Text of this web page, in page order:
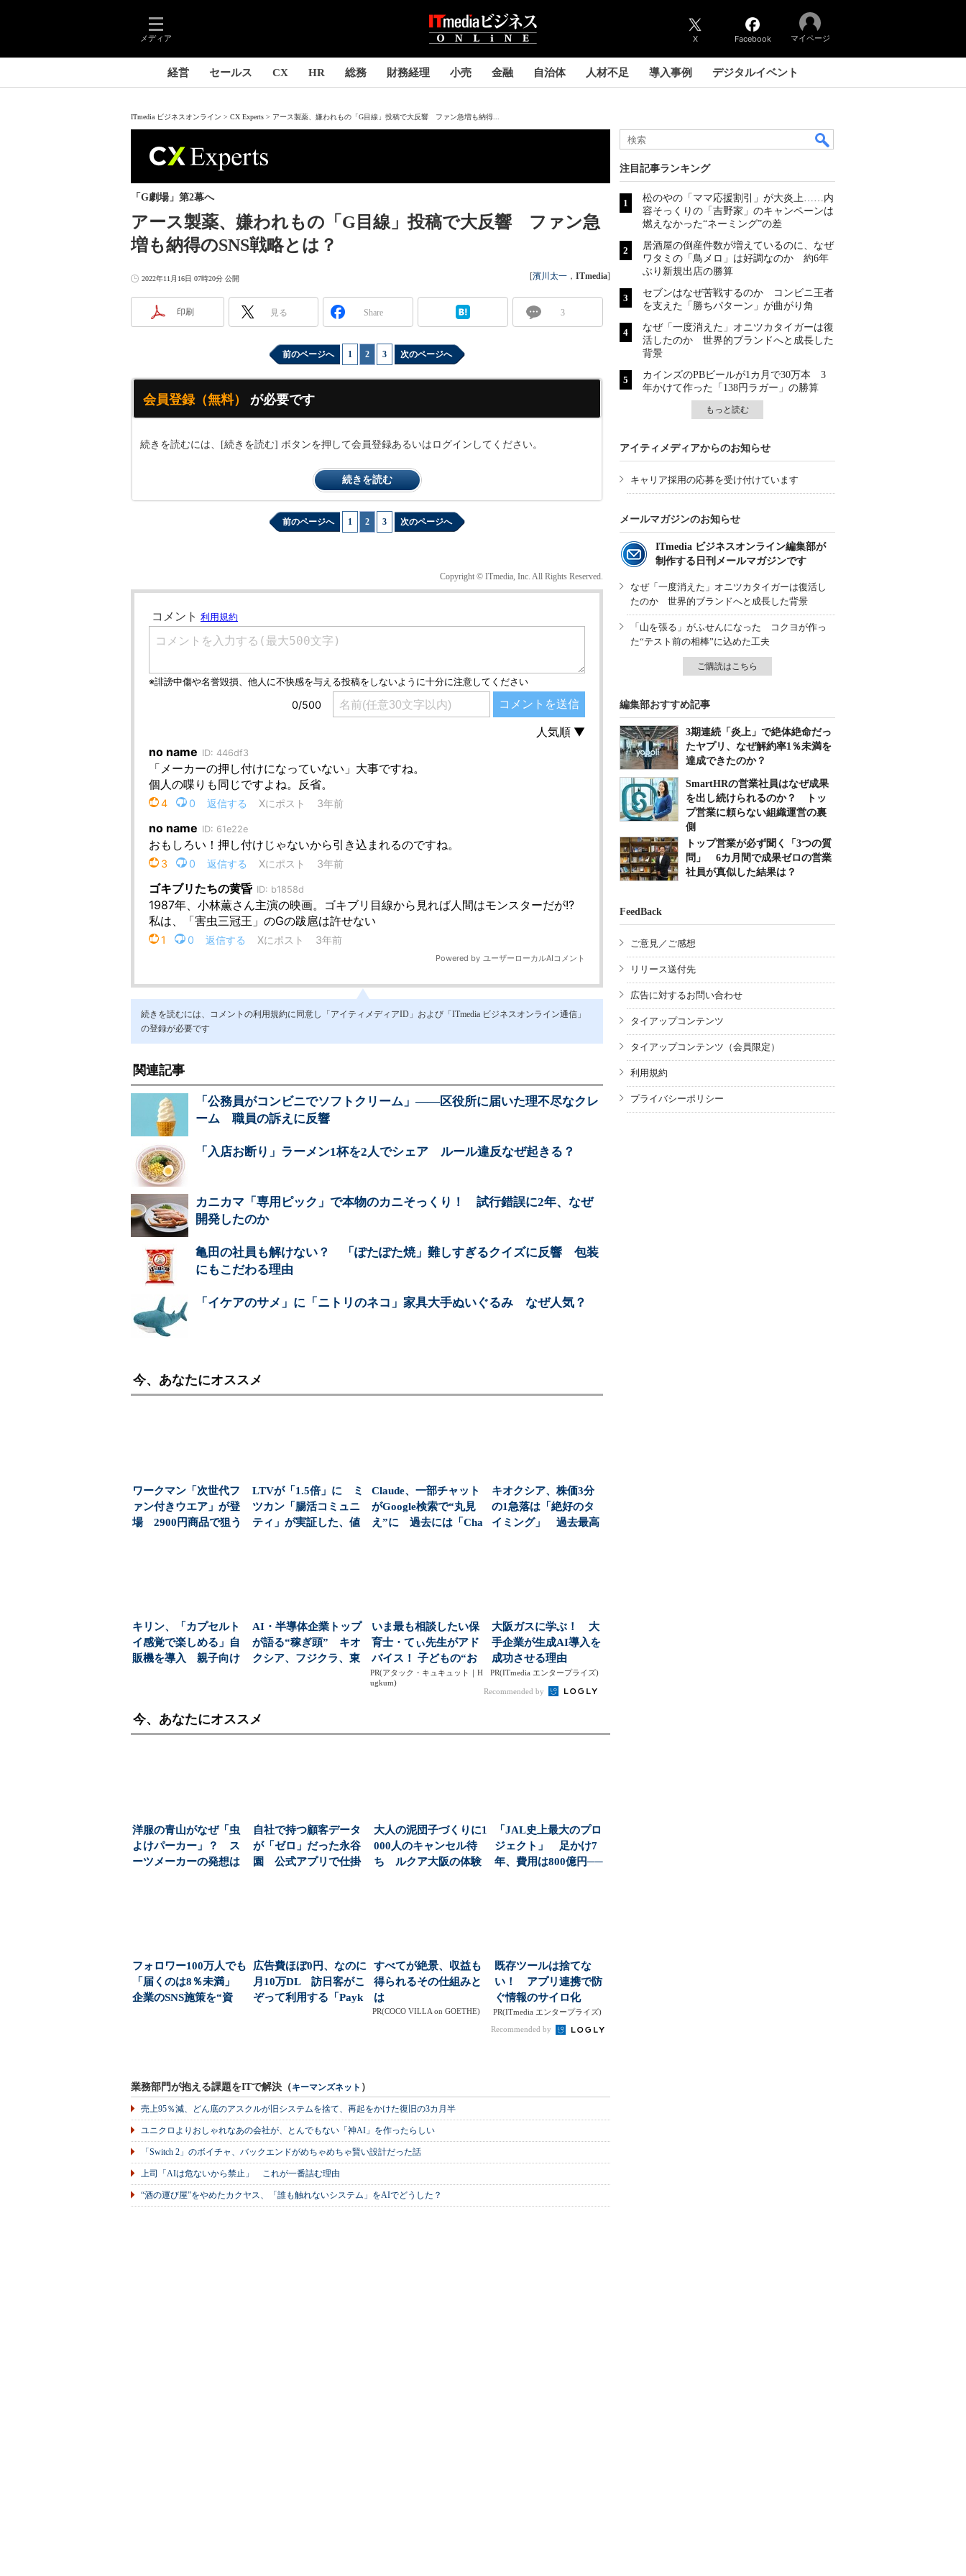
メディア X Facebook マイページ
経営 セールス CX HR 総務 財務経理 小売 金融 自治体 人材不足 導入事例 デジタルイベント
ITmedia ビジネスオンライン CX Experts アース製薬、嫌われもの「G目線」投稿で大反響 ファン急増も納得...
アース製薬、嫌われもの「G目線」投稿で大反響 ファン急
増も納得のSNS戦略とは？
「G劇場」第2幕へ
2022年11月16日 07時20分 公開 [濱川太一 ， ITmedia]
印刷 見る Share 3
前のページへ 1 2 3 次のページへ
会員登録（無料） が必要です
続きを読むには、[続きを読む] ボタンを押して会員登録あるいはログインしてください。
続きを読む
前のページへ 1 2 3 次のページへ
Copyright © ITmedia, Inc. All Rights Reserved.
続きを読むには、コメントの利用規約に同意し「アイティメディアID」および「ITmedia ビジネスオンライン通信」
の登録が必要です
関連記事
「公務員がコンビニでソフトクリーム」――区役所に届いた理不尽なクレ
ーム 職員の訴えに反響
「入店お断り」ラーメン1杯を2人でシェア ルール違反なぜ起きる？
カニカマ「専用ピック」で本物のカニそっくり！ 試行錯誤に2年、なぜ
開発したのか
亀田の社員も解けない？ 「ぽたぽた焼」難しすぎるクイズに反響 包装
にもこだわる理由
「イケアのサメ」に「ニトリのネコ」家具大手ぬいぐるみ なぜ人気？
今、あなたにオススメ
ワークマン「次世代フ
ァン付きウエア」が登
場 2900円商品で狙う
LTVが「1.5倍」に ミ
ツカン「腸活コミュニ
ティ」が実証した、値
Claude、一部チャット
がGoogle検索で“丸見
え”に 過去には「Cha
キオクシア、株価3分
の1急落は「絶好のタ
イミング」 過去最高
キリン、「カプセルト
イ感覚で楽しめる」自
販機を導入 親子向け
AI・半導体企業トップ
が語る“稼ぎ頭” キオ
クシア、フジクラ、東
いま最も相談したい保
育士・てぃ先生がアド
バイス！ 子どもの“お
てつだい”に、どん...
PR(アタック・キュキュット｜H
ugkum)
大阪ガスに学ぶ！ 大
手企業が生成AI導入を
成功させる理由
PR(ITmedia エンタープライズ)
Recommended by
今、あなたにオススメ
洋服の青山がなぜ「虫
よけパーカー」？ ス
ーツメーカーの発想は
自社で持つ顧客データ
が「ゼロ」だった永谷
園 公式アプリで仕掛
大人の泥団子づくりに1
000人のキャンセル待
ち ルクア大阪の体験
「JAL史上最大のプロ
ジェクト」 足かけ7
年、費用は800億円──
フォロワー100万人でも
「届くのは8％未満」
企業のSNS施策を“資
広告費ほぼ0円、なのに
月10万DL 訪日客がこ
ぞって利用する「Payk
すべてが絶景、収益も
得られるその仕組みと
は
PR(COCO VILLA on GOETHE)
既存ツールは捨てな
い！ アプリ連携で防
ぐ情報のサイロ化
PR(ITmedia エンタープライズ)
Recommended by
業務部門が抱える課題をITで解決（キーマンズネット ）
売上95％減、どん底のアスクルが旧システムを捨て、再起をかけた復旧の3カ月半
ユニクロよりおしゃれなあの会社が、とんでもない「神AI」を作ったらしい
「Switch 2」のボイチャ、バックエンドがめちゃめちゃ賢い設計だった話
上司「AIは危ないから禁止」 これが一番詰む理由
“酒の運び屋”をやめたカクヤス、「誰も触れないシステム」をAIでどうした？
注目記事ランキング
松のやの「ママ応援割引」が大炎上……内
容そっくりの「吉野家」のキャンペーンは
燃えなかった“ネーミング”の差
居酒屋の倒産件数が増えているのに、なぜ
ワタミの「鳥メロ」は好調なのか 約6年
ぶり新規出店の勝算
セブンはなぜ苦戦するのか コンビニ王者
を支えた「勝ちパターン」が曲がり角
なぜ「一度消えた」オニツカタイガーは復
活したのか 世界的ブランドへと成長した
背景
カインズのPBビールが1カ月で30万本 3
年かけて作った「138円ラガー」の勝算
もっと読む
アイティメディアからのお知らせ
キャリア採用の応募を受け付けています
メールマガジンのお知らせ
ITmedia ビジネスオンライン編集部が
制作する日刊メールマガジンです
なぜ「一度消えた」オニツカタイガーは復活し
たのか 世界的ブランドへと成長した背景
「山を張る」がふせんになった コクヨが作っ
た“テスト前の相棒”に込めた工夫
ご購読はこちら
編集部おすすめ記事
3期連続「炎上」で絶体絶命だっ
たヤプリ、なぜ解約率1％未満を
達成できたのか？
SmartHRの営業社員はなぜ成果
を出し続けられるのか？ トッ
プ営業に頼らない組織運営の裏
側
トップ営業が必ず聞く「3つの質
問」 6カ月間で成果ゼロの営業
社員が真似した結果は？
FeedBack
ご意見／ご感想
リリース送付先
広告に対するお問い合わせ
タイアップコンテンツ
タイアップコンテンツ（会員限定）
利用規約
プライバシーポリシー